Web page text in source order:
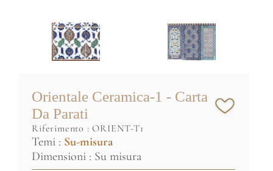
Orientale Ceramica-1 - Carta
Da Parati
riferimento :ORIENT-T1
Temi : Su-misura
Dimensioni : Su misura